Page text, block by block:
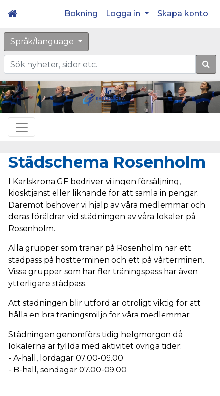
Bokning Logga in Skapa konto
Språk/language
Sök
Städschema Rosenholm
I Karlskrona GF bedriver vi ingen försäljning,
kiosktjänst eller liknande för att samla in pengar.
Däremot behöver vi hjälp av våra medlemmar och
deras föräldrar vid städningen av våra lokaler på
Rosenholm.
Alla grupper som tränar på Rosenholm har ett
städpass på höstterminen och ett på vårterminen.
Vissa grupper som har fler träningspass har även
ytterligare städpass.
Att städningen blir utförd är otroligt viktig för att
hålla en bra träningsmiljö för våra medlemmar.
Städningen genomförs tidig helgmorgon då
lokalerna är fyllda med aktivitet övriga tider:
- A-hall, lördagar 07.00-09.00
- B-hall, söndagar 07.00-09.00